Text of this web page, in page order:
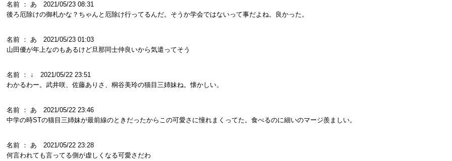
名前 ： あ 2021/05/23 08:31
後ろ厄除けの御札かな？ちゃんと厄除け行ってるんだ。そうか学会ではないって事だよね。良かった。
名前 ： あ 2021/05/23 01:03
山田優が年上なのもあるけど旦那同士仲良いから気遣ってそう
名前 ： ↓ 2021/05/22 23:51
わかるわー。武井咲、佐藤ありさ、桐谷美玲の猫目三姉妹ね。懐かしい。
名前 ： あ 2021/05/22 23:46
中学の時STの猫目三姉妹が最前線のときだったからこの可愛さに憧れまくってた。食べるのに細いのマージ羨ましい。
名前 ： あ 2021/05/22 23:28
何言われても言ってる側が虚しくなる可愛さだわ